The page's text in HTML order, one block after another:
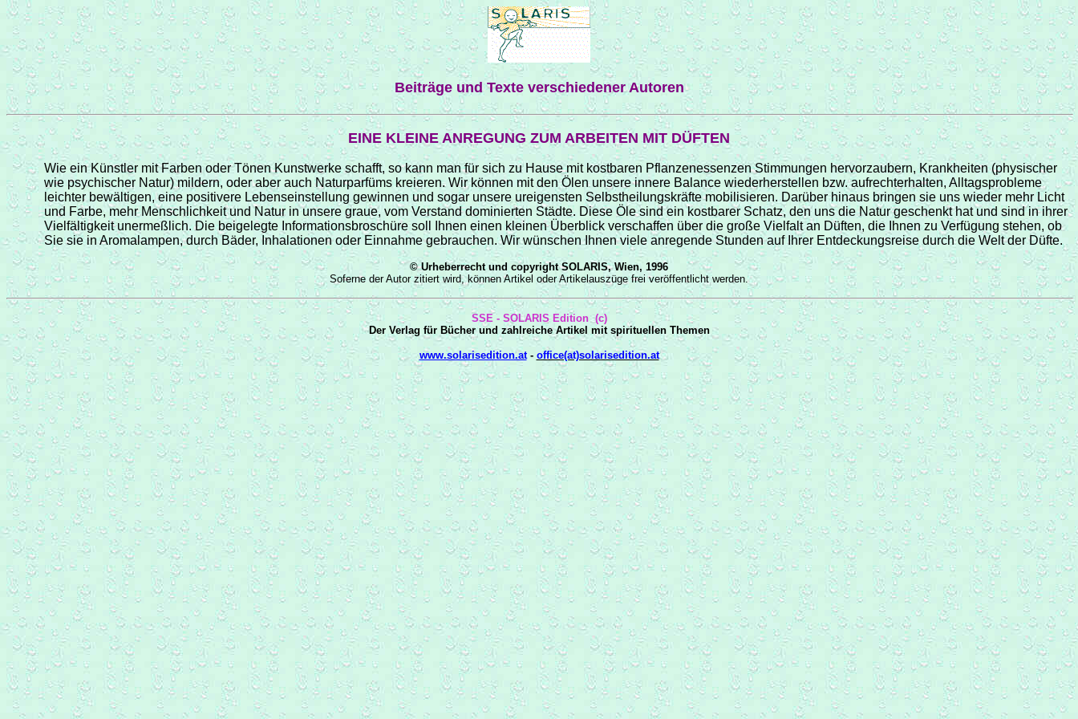
Beiträge und Texte verschiedener Autoren
EINE KLEINE ANREGUNG ZUM ARBEITEN MIT DÜFTEN
Wie ein Künstler mit Farben oder Tönen Kunstwerke schafft, so kann man für sich zu Hause mit kostbaren Pflanzenessenzen Stimmungen hervorzaubern, Krankheiten (physischer
wie psychischer Natur) mildern, oder aber auch Naturparfüms kreieren. Wir können mit den Ölen unsere innere Balance wiederherstellen bzw. aufrechterhalten, Alltagsprobleme
leichter bewältigen, eine positivere Lebenseinstellung gewinnen und sogar unsere ureigensten Selbstheilungskräfte mobilisieren. Darüber hinaus bringen sie uns wieder mehr Licht
und Farbe, mehr Menschlichkeit und Natur in unseregraue, vom Verstand dominierten Städte. Diese Öle sind ein kostbarer Schatz, den uns die Natur geschenkt hat und sind in ihrer
Vielfältigkeitunermeßlich. Die beigelegte Informationsbroschüre soll Ihnen einen kleinen Überblick verschaffen über die große Vielfalt an Düften, die Ihnen zu Verfügung stehen, ob
Siesiein Aromalampen, durch Bäder, Inhalationen oder Einnahme gebrauchen. Wir wünschen Ihnen viele anregende Stunden auf Ihrer Entdeckungsreise durch die Welt der Düfte.
© Urheberrecht und copyrightSOLARIS, Wien, 1996
Soferne der Autor zitiert wird, können Artikel oder Artikelauszüge frei veröffentlicht werden.
SSE - SOLARIS Edition (c)
Der Verlag für Bücher und zahlreiche Artikel mit spirituellen Themen
www.solarisedition.at- office(at)solarisedition.at